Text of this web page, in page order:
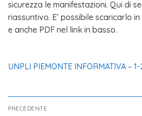
sicurezza le manifestazioni. Qui di
riassuntivo. E’ possibile scaricarlo
e anche PDF nel link in basso.
UNPLI PIEMONTE INFORMATIVA – 1-
PRECEDENTE